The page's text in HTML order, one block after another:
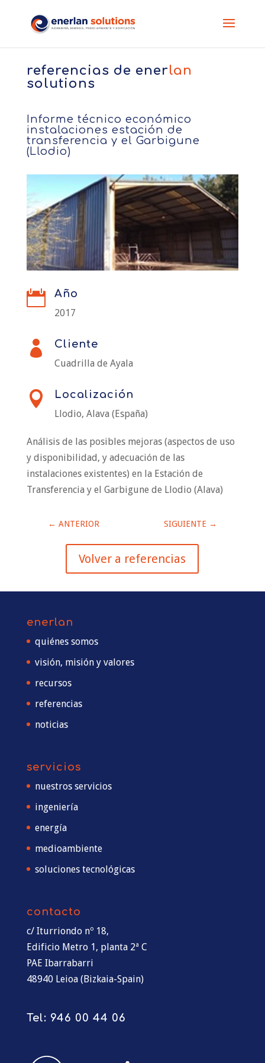
referencias de enerlan
solutions
Informe técnico económico
instalaciones estación de
transferencia y el Garbigune
(Llodio)
 Año
2017
 Cliente
Cuadrilla de Ayala
 Localización
Llodio, Alava (España)
Análisis de las posibles mejoras (aspectos de uso
y disponibilidad, y adecuación de las
instalaciones existentes) en la Estación de
Transferencia y el Garbigune de Llodio (Alava)
← ANTERIOR SIGUIENTE →
Volver a referencias
enerlan
quiénes somos
visión, misión y valores
recursos
referencias
noticias
servicios
nuestros servicios
ingeniería
energía
medioambiente
soluciones tecnológicas
contacto
c/ Iturriondo nº 18,
Edificio Metro 1, planta 2ª C
PAE Ibarrabarri
48940 Leioa (Bizkaia-Spain)
Tel: 946 00 44 06